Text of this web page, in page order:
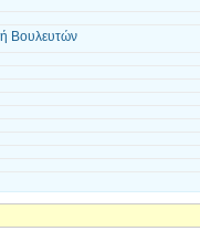
Βουλευτών